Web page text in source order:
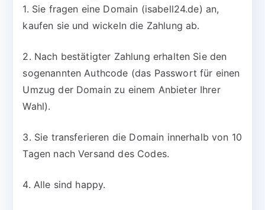
1. Sie fragen eine Domain (isabell24.de) an,
kaufen sie und wickeln die Zahlung ab.
2. Nach bestätigter Zahlung erhalten Sie den
sogenannten Authcode (das Passwort für einen
Umzug der Domain zu einem Anbieter Ihrer
Wahl).
3. Sie transferieren die Domain innerhalb von 10
Tagen nach Versand des Codes.
4. Alle sind happy.